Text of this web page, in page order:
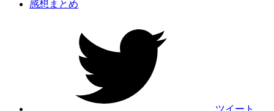
感想まとめ
ツイート